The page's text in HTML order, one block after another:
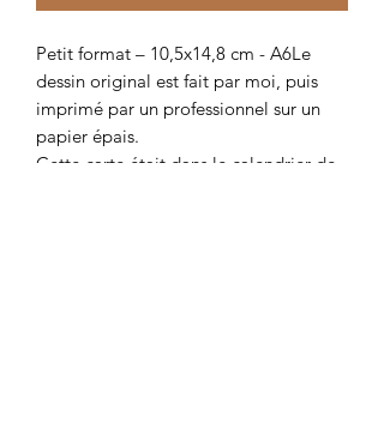
Petit format – 10,5x14,8 cm - A6Le
dessin original est fait par moi, puis
imprimé par un professionnel sur un
papier épais.
Cette carte était dans le calendrier de